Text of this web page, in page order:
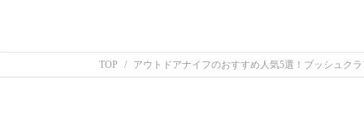
TOP アウトドアナイフのおすすめ人気5選！ブッシュク